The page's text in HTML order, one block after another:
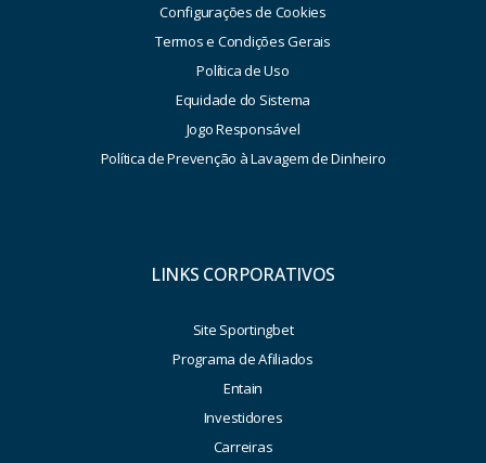
Configurações de Cookies
Termos e Condições Gerais
Política de Uso
Equidade do Sistema
Jogo Responsável
Política de Prevenção à Lavagem de Dinheiro
LINKS CORPORATIVOS
Site Sportingbet
Programa de Afiliados
Entain
Investidores
Carreiras